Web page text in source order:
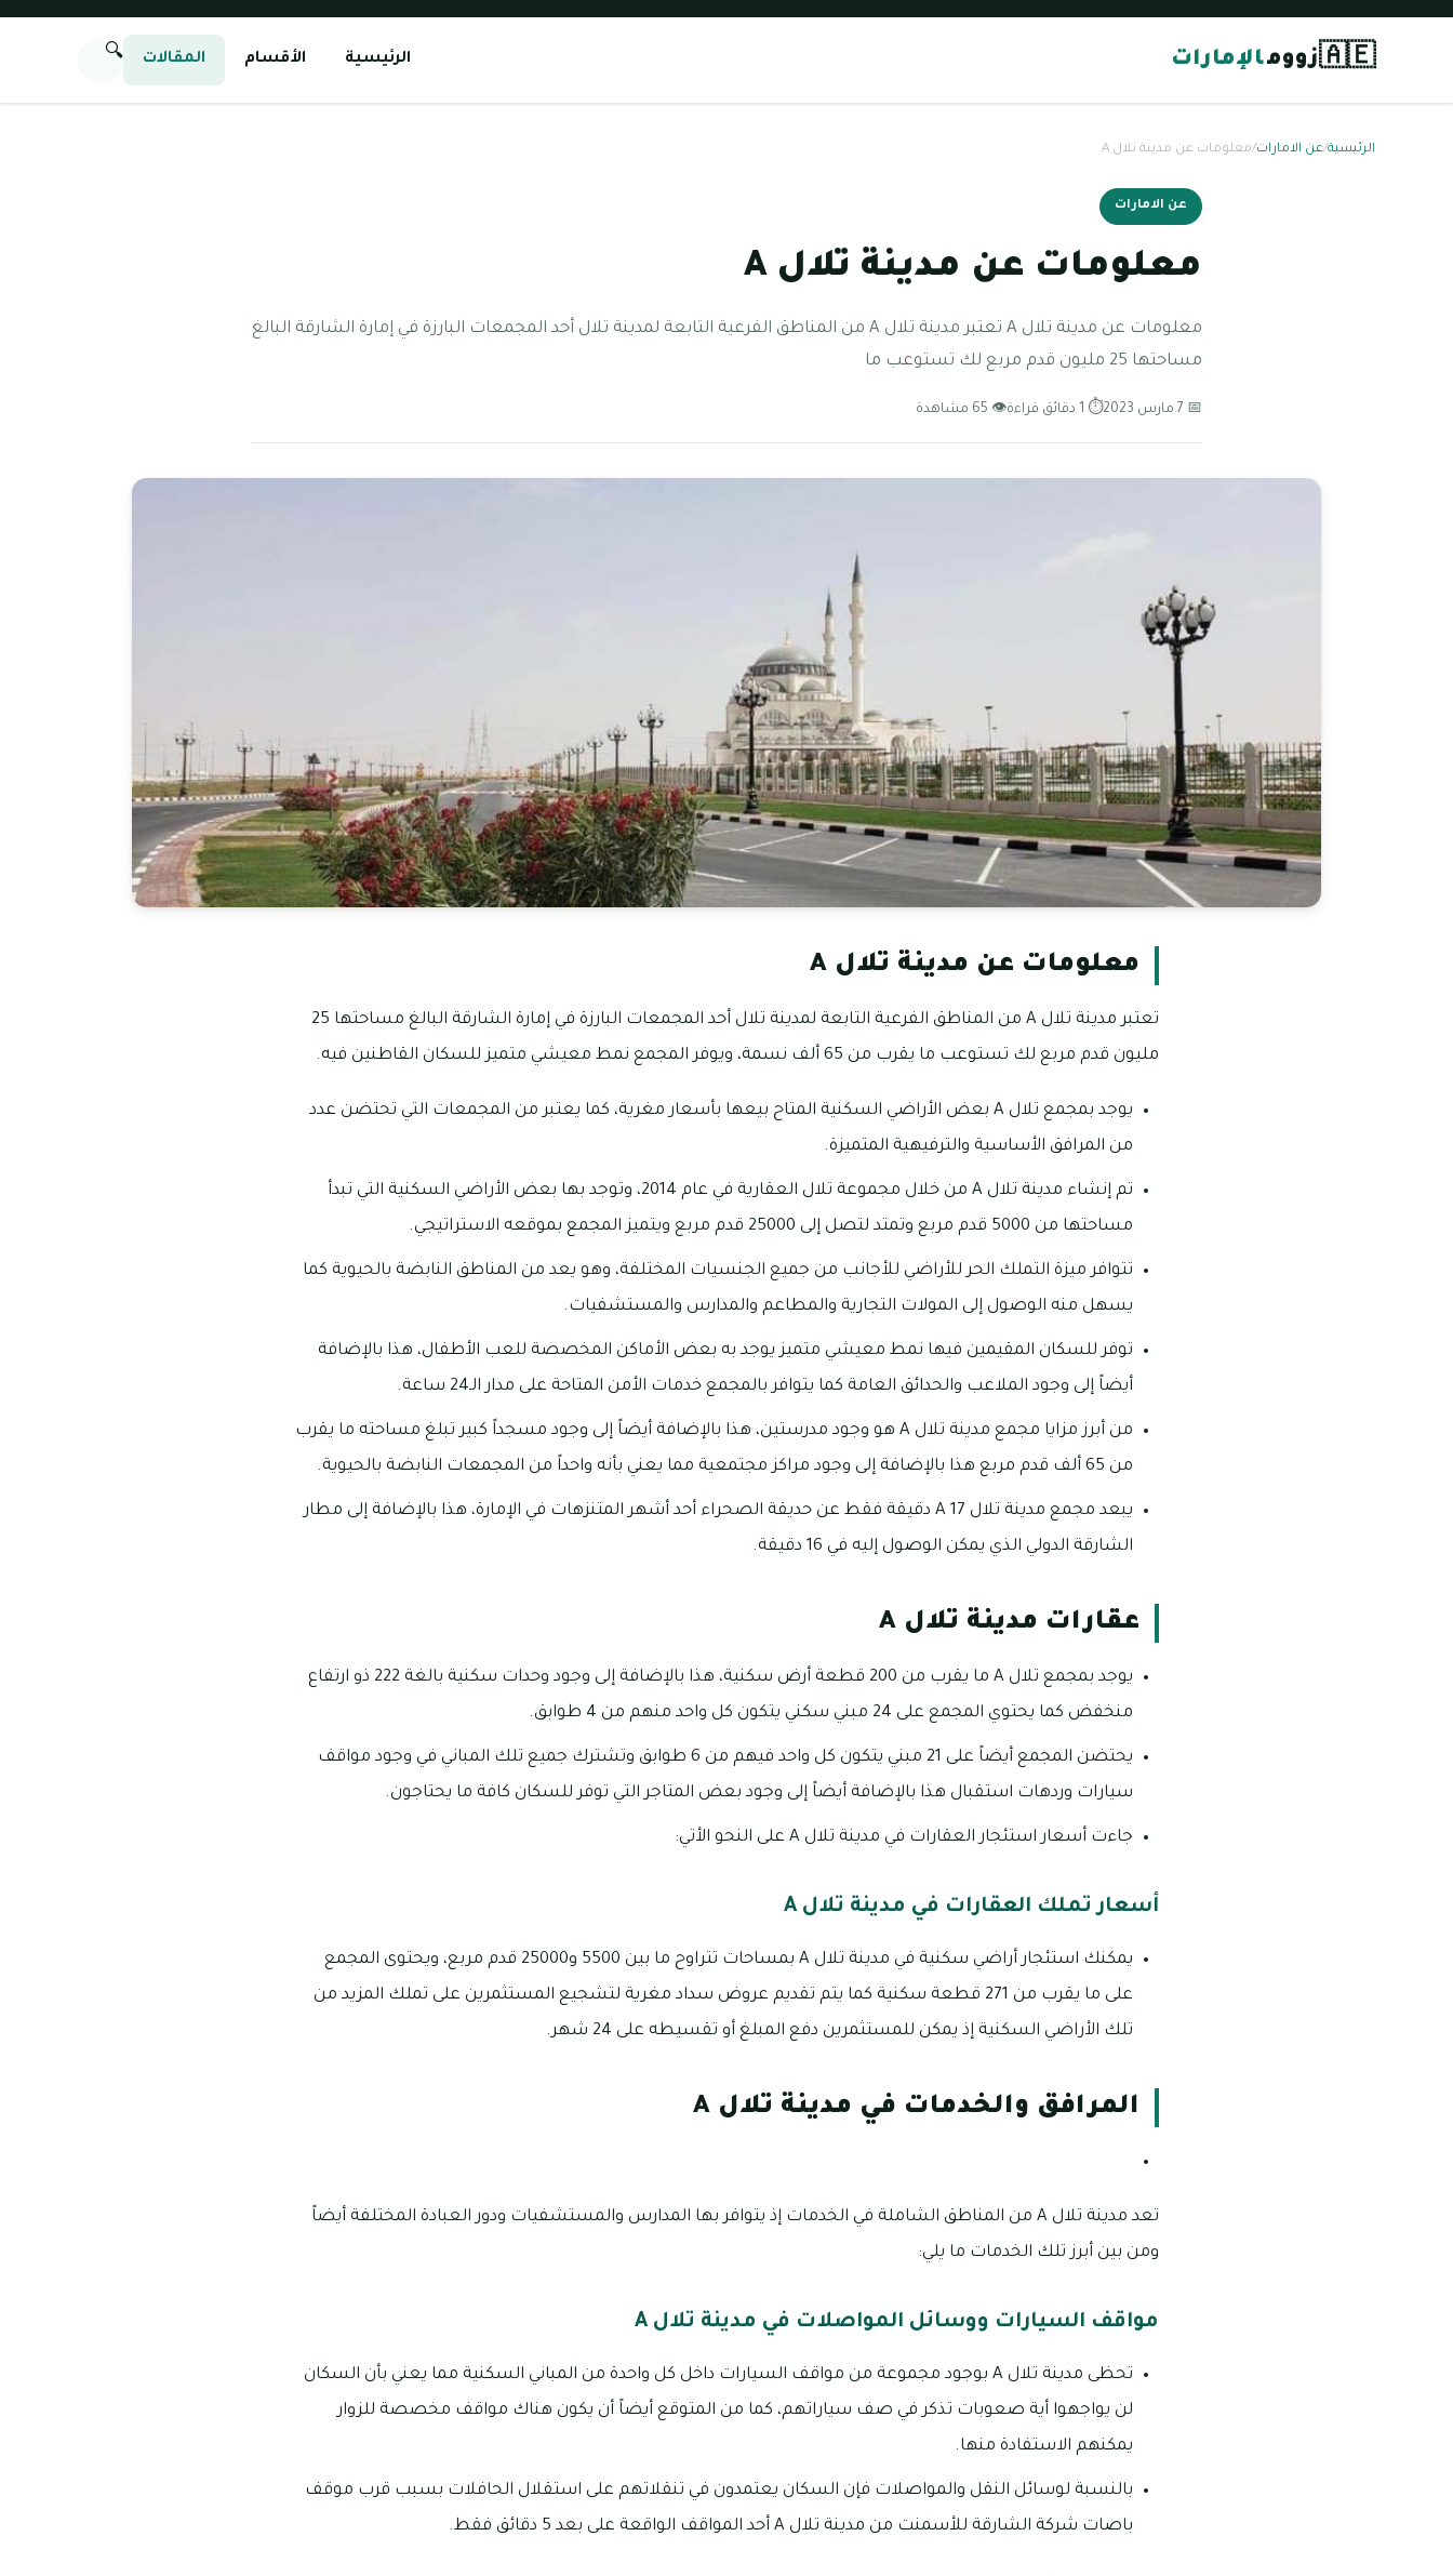
🇦🇪زوومالإمارات الرئيسية الأقسام المقالات 🔍
الرئيسية/عن الامارات/معلومات عن مدينة تلال A
عن الامارات
معلومات عن مدينة تلال A
معلومات عن مدينة تلال A تعتبر مدينة تلال A من المناطق الفرعية التابعة لمدينة تلال أحد المجمعات البارزة في إمارة الشارقة البالغ
مساحتها 25 مليون قدم مربع لك تستوعب ما
📅 7 مارس 2023 ⏱ 1 دقائق قراءة 👁 65 مشاهدة
معلومات عن مدينة تلال A
تعتبر مدينة تلال A من المناطق الفرعية التابعة لمدينة تلال أحد المجمعات البارزة في إمارة الشارقة البالغ مساحتها 25
مليون قدم مربع لك تستوعب ما يقرب من 65 ألف نسمة، ويوفر المجمع نمط معيشي متميز للسكان القاطنين فيه.
يوجد بمجمع تلال A بعض الأراضي السكنية المتاح بيعها بأسعار مغرية، كما يعتبر من المجمعات التي تحتضن عدد
من المرافق الأساسية والترفيهية المتميزة.
تم إنشاء مدينة تلال A من خلال مجموعة تلال العقارية في عام 2014، وتوجد بها بعض الأراضي السكنية التي تبدأ
مساحتها من 5000 قدم مربع وتمتد لتصل إلى 25000 قدم مربع ويتميز المجمع بموقعه الاستراتيجي.
تتوافر ميزة التملك الحر للأراضي للأجانب من جميع الجنسيات المختلفة، وهو يعد من المناطق النابضة بالحيوية كما
يسهل منه الوصول إلى المولات التجارية والمطاعم والمدارس والمستشفيات.
توفر للسكان المقيمين فيها نمط معيشي متميز يوجد به بعض الأماكن المخصصة للعب الأطفال، هذا بالإضافة
أيضاً إلى وجود الملاعب والحدائق العامة كما يتوافر بالمجمع خدمات الأمن المتاحة على مدار الـ24 ساعة.
من أبرز مزايا مجمع مدينة تلال A هو وجود مدرستين، هذا بالإضافة أيضاً إلى وجود مسجداً كبير تبلغ مساحته ما يقرب
من 65 ألف قدم مربع هذا بالإضافة إلى وجود مراكز مجتمعية مما يعني بأنه واحداً من المجمعات النابضة بالحيوية.
يبعد مجمع مدينة تلال A 17 دقيقة فقط عن حديقة الصحراء أحد أشهر المتنزهات في الإمارة، هذا بالإضافة إلى مطار
الشارقة الدولي الذي يمكن الوصول إليه في 16 دقيقة.
عقارات مدينة تلال A
يوجد بمجمع تلال A ما يقرب من 200 قطعة أرض سكنية، هذا بالإضافة إلى وجود وحدات سكنية بالغة 222 ذو ارتفاع
منخفض كما يحتوي المجمع على 24 مبني سكني يتكون كل واحد منهم من 4 طوابق.
يحتضن المجمع أيضاً على 21 مبني يتكون كل واحد فيهم من 6 طوابق وتشترك جميع تلك المباني في وجود مواقف
سيارات وردهات استقبال هذا بالإضافة أيضاً إلى وجود بعض المتاجر التي توفر للسكان كافة ما يحتاجون.
جاءت أسعار استئجار العقارات في مدينة تلال A على النحو الأتي:
أسعار تملك العقارات في مدينة تلال A
يمكنك استئجار أراضي سكنية في مدينة تلال A بمساحات تتراوح ما بين 5500 و25000 قدم مربع، ويحتوى المجمع
على ما يقرب من 271 قطعة سكنية كما يتم تقديم عروض سداد مغرية لتشجيع المستثمرين على تملك المزيد من
تلك الأراضي السكنية إذ يمكن للمستثمرين دفع المبلغ أو تقسيطه على 24 شهر.
المرافق والخدمات في مدينة تلال A
تعد مدينة تلال A من المناطق الشاملة في الخدمات إذ يتوافر بها المدارس والمستشفيات ودور العبادة المختلفة أيضاً
ومن بين أبرز تلك الخدمات ما يلي:
مواقف السيارات ووسائل المواصلات في مدينة تلال A
تحظى مدينة تلال A بوجود مجموعة من مواقف السيارات داخل كل واحدة من المباني السكنية مما يعني بأن السكان
لن يواجهوا أية صعوبات تذكر في صف سياراتهم، كما من المتوقع أيضاً أن يكون هناك مواقف مخصصة للزوار
يمكنهم الاستفادة منها.
بالنسبة لوسائل النقل والمواصلات فإن السكان يعتمدون في تنقلاتهم على استقلال الحافلات بسبب قرب موقف
باصات شركة الشارقة للأسمنت من مدينة تلال A أحد المواقف الواقعة على بعد 5 دقائق فقط.